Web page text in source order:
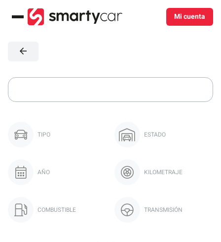
Menú Mi cuenta
TIPO ESTADO
AÑO KILOMETRAJE
COMBUSTIBLE TRANSMISIÓN